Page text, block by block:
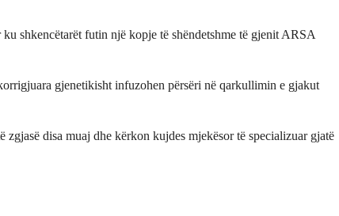
shkencëtarët futin një kopje të shëndetshme të gjenit ARSA
gjenetikisht infuzohen përsëri në qarkullimin e gjakut
disa muaj dhe kërkon kujdes mjekësor të specializuar gjatë